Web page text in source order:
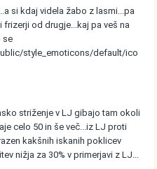
si kdaj videla žabo z lasmi...pa
od drugje...kaj pa veš na
se
style_emoticons/default/ico
striženje v LJ gibajo tam okoli
celo 50 in še več...iz LJ proti
kakšnih iskanih poklicev
nižja za 30% v primerjavi z LJ...